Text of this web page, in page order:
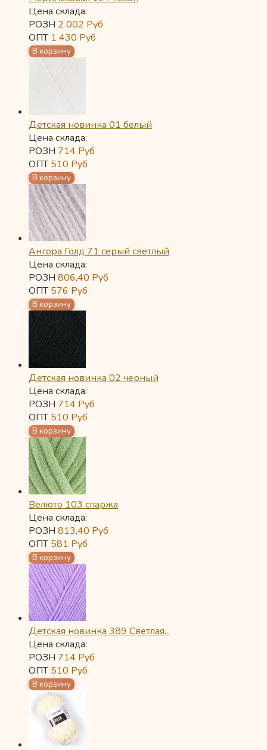
Цена склада:
РОЗН 2 002 Руб
ОПТ 1 430 Руб
Детская новинка 01 белый
Цена склада:
РОЗН 714 Руб
ОПТ510 Руб
Ангора Голд 71 серый светлый
Цена склада:
РОЗН 806,40 Руб
ОПТ576 Руб
Детская новинка 02 черный
Цена склада:
РОЗН 714 Руб
ОПТ510 Руб
Велюто 103 спаржа
Цена склада:
РОЗН 813,40 Руб
ОПТ581 Руб
Детская новинка 389 Светлая...
Цена склада:
РОЗН 714 Руб
ОПТ510 Руб